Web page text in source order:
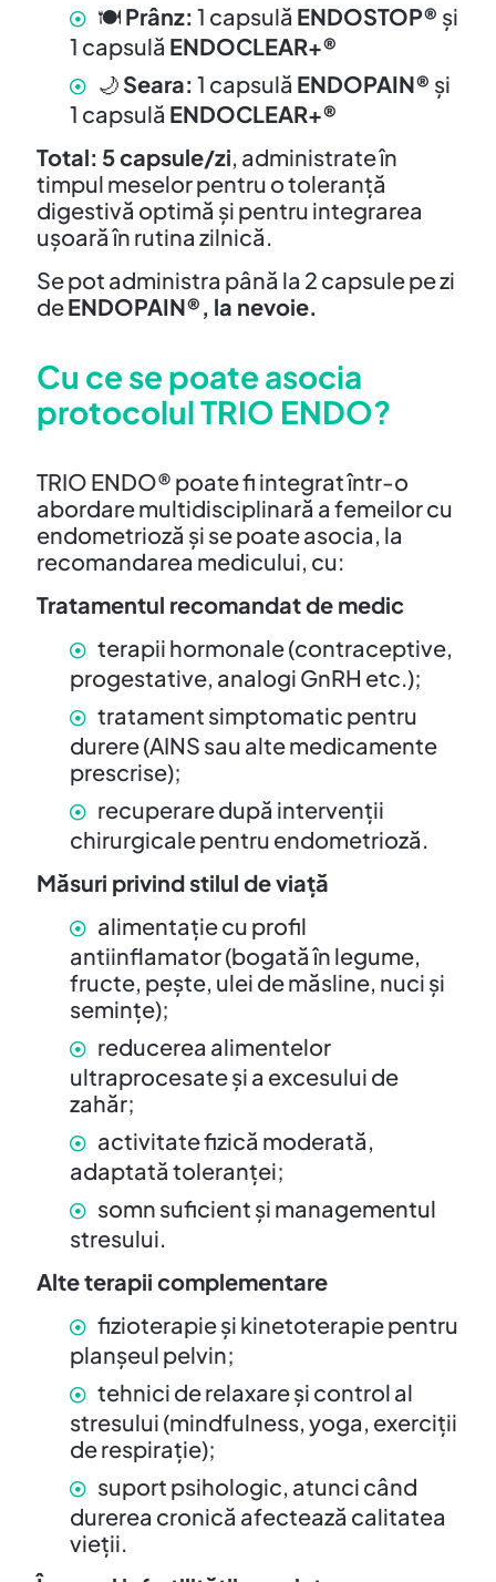
🍽️ Prânz: 1 capsulă ENDOSTOP® și
1 capsulă ENDOCLEAR+®
🌙 Seara: 1 capsulă ENDOPAIN® și
1 capsulă ENDOCLEAR+®
Total: 5 capsule/zi, administrate în
timpul meselor pentru o toleranță
digestivă optimă și pentru integrarea
ușoară în rutina zilnică.
Se pot administra până la 2 capsule pe zi
deENDOPAIN®, la nevoie.
Cu ce se poate asocia
protocolul TRIO ENDO?
TRIO ENDO® poate fi integrat într-o
abordare multidisciplinară a femeilor cu
endometrioză și se poate asocia, la
recomandarea medicului, cu:
Tratamentul recomandat de medic
terapii hormonale (contraceptive,
progestative, analogi GnRH etc.);
tratament simptomatic pentru
durere (AINS sau alte medicamente
prescrise);
recuperare după intervenții
chirurgicale pentru endometrioză.
Măsuri privind stilul de viață
alimentație cu profil
antiinflamator (bogată în legume,
fructe, pește, ulei de măsline, nuci și
semințe);
reducerea alimentelor
ultraprocesate și a excesului de
zahăr;
activitate fizică moderată,
adaptată toleranței;
somn suficient și managementul
stresului.
Alte terapii complementare
fizioterapie și kinetoterapie pentru
planșeul pelvin;
tehnici de relaxare și control al
stresului (mindfulness, yoga, exerciții
de respirație);
suport psihologic, atunci când
durerea cronică afectează calitatea
vieții.